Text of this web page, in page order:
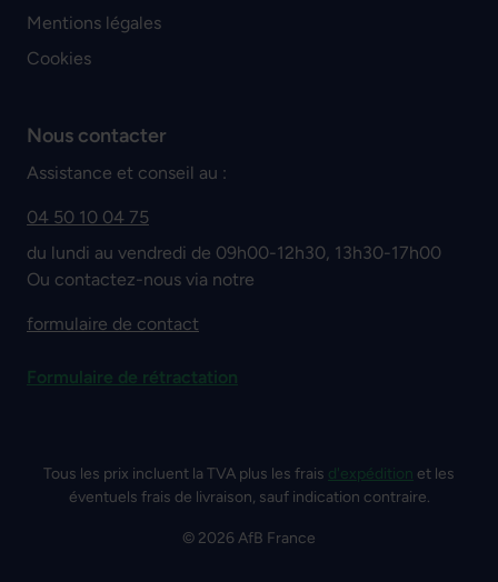
Mentions légales
Cookies
Nous contacter
Assistance et conseil au :
04 50 10 04 75
du lundi au vendredi de 09h00-12h30, 13h30-17h00
Ou contactez-nous via notre
formulaire de contact
Formulaire de rétractation
Tous les prix incluent la TVA plus les frais d'expédition et les
éventuels frais de livraison, sauf indication contraire.
© 2026 AfB France